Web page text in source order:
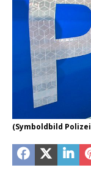
(Symboldbild